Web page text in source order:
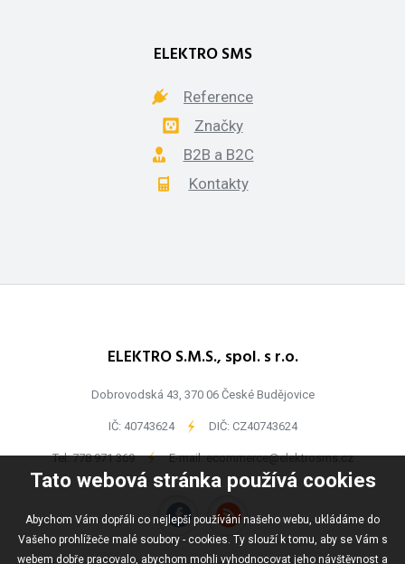
Tato webová stránka používá cookies
Abychom Vám dopřáli co nejlepší používání našeho webu, ukládáme do
Vašeho prohlížeče malé soubory - cookies. Ty slouží k tomu, aby se Vám s
webem dobře pracovalo, abychom mohli vyhodnocovat jeho návštěvnost a
ELEKTRO SMS
Reference
Značky
B2B a B2C
Kontakty
ELEKTRO S.M.S., spol. s r.o.
Dobrovodská 43, 370 06 České Budějovice
IČ: 40743624 - DIČ: CZ40743624
Tel:778 971 369 - E-mail:ecommerce@elektrosms.cz